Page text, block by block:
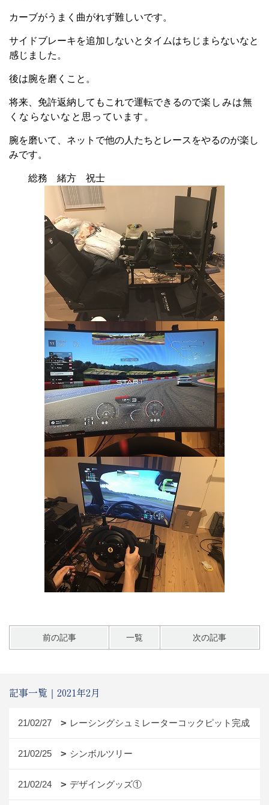
カーブがうまく曲がれず難しいです。
サイドブレーキを追加しないとタイムはちじまらないなと
感じました。
後は腕を磨くこと。
将来、免許返納してもこれで運転できるので楽しみは無
くならないなと思っています。
腕を磨いて、ネットで他の人たちとレースをやるのが楽し
みです。
総務 緒方 祝士
前の記事 一覧 次の記事
記事一覧｜2021年2月
21/02/27 レーシングシュミレーターコックピット完成
21/02/25 シンボルツリー
21/02/24 デザイングッズ①